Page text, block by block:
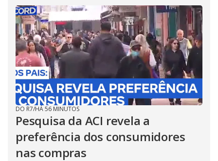
DO R7/HÁ 56 MINUTOS
Pesquisa da ACI revela a
preferência dos consumidores
nas compras